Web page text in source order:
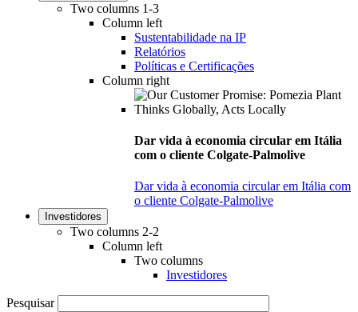
Two columns 1-3
Column left
Sustentabilidade na IP
Relatórios
Políticas e Certificações
Column right
Dar vida à economia circular em Itália
com o cliente Colgate-Palmolive
Dar vida à economia circular em Itália com
o cliente Colgate-Palmolive
Investidores
Two columns 2-2
Column left
Two columns
Investidores
Pesquisar